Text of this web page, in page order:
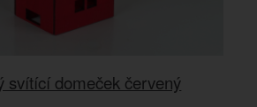
svítící domeček červený